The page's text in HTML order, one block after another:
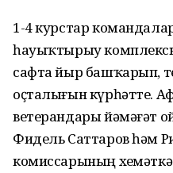
1-4 курстар
һауыҡтырыу
сафта йыр башҡарып,
оҫталығын күрһәтте.
ветерандары йәмәғәт
Фидель Саттаров һәм
комиссарының